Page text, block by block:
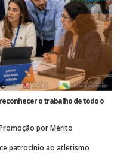
o trabalho de todo o
por Mérito
patrocínio ao atletismo